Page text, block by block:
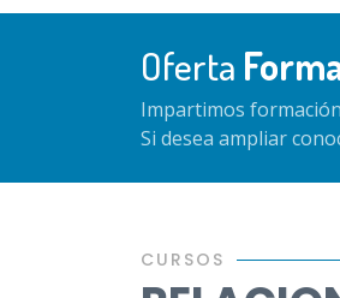
Oferta
Impartimos
Si desea ampliar
CURSOS